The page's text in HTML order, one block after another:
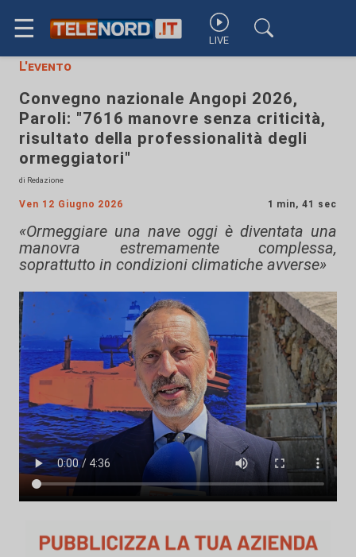
☰ LIVE
L'evento
Convegno nazionale Angopi 2026,
Paroli: "7616 manovre senza criticità,
risultato della professionalità degli
ormeggiatori"
di Redazione
Ven 12 Giugno 2026 1 min, 41 sec
«Ormeggiare una nave oggi è diventata una
manovra estremamente complessa,
soprattutto in condizioni climatiche avverse»